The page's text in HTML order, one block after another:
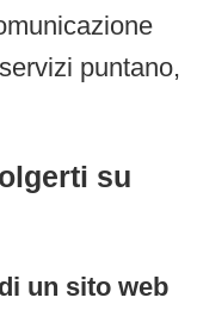
puntano,
su
un sito web